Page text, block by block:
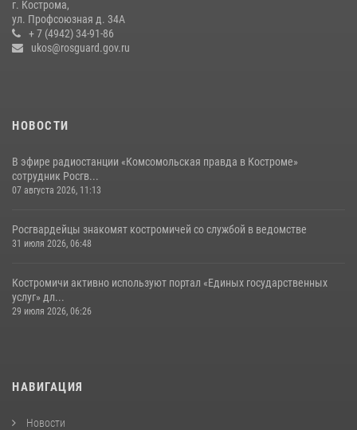
Росгвардейцы знакомят костромичей со службой в ведомстве
31 июля 2026, 06:48
г. Кострома,
ул. Профсоюзная д. 34А
+ 7 (4942) 34-91-86
ukos@rosguard.gov.ru
НОВОСТИ
В эфире радиостанции «Комсомольская правда в Костроме»
сотрудник Росгв...
07 августа 2026, 11:13
Росгвардейцы знакомят костромичей со службой в ведомстве
31 июля 2026, 06:48
Костромичи активно используют портал «Единых государственных
услуг» дл...
29 июля 2026, 06:26
НАВИГАЦИЯ
Новости